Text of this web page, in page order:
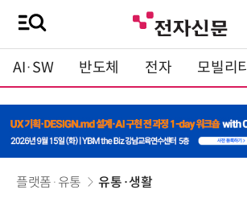
AI·SW 반도체 전자 모빌리티
플랫폼·유통 유통·생활